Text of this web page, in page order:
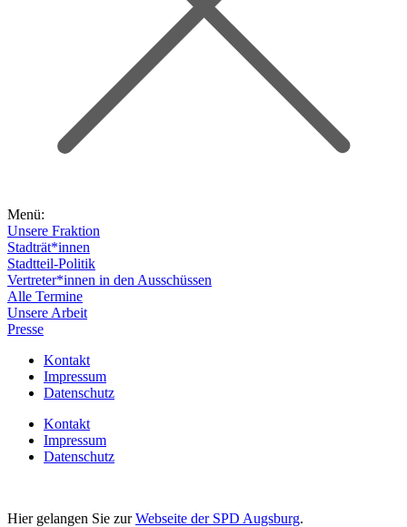
Menü:
Unsere Fraktion
Stadträt*innen
Stadtteil-Politik
Vertreter*innen in den Ausschüssen
Alle Termine
Unsere Arbeit
Presse
Kontakt
Impressum
Datenschutz
Kontakt
Impressum
Datenschutz
Hier gelangen Sie zurWebseite der SPD Augsburg.